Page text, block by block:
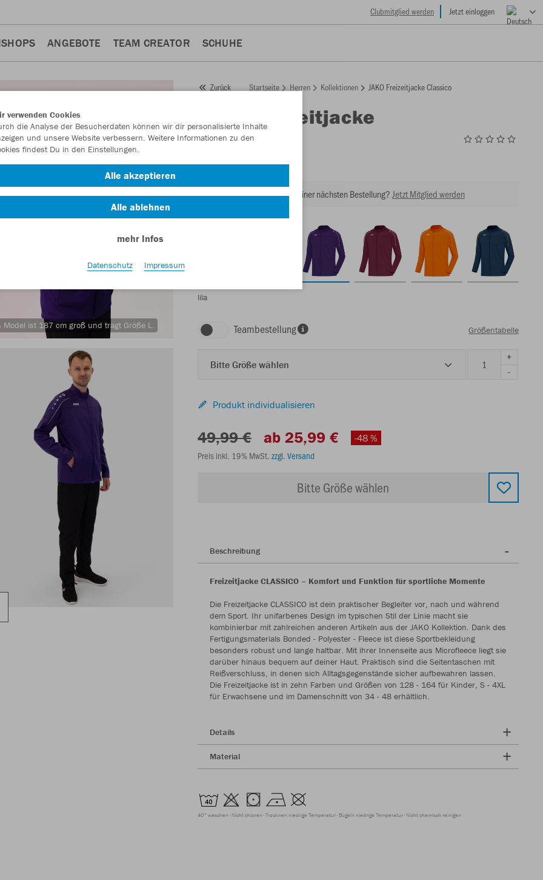
Clubmitglied werden Jetzt einloggen
ANGEBOTE TEAM CREATOR SCHUHE
Model ist 187 cm groß und trägt Größe L.
Zurück Startseite Herren Kollektionen JAKO Freizeitjacke Classico
Freizeitjacke
Classico
Lust auf 30% Rabatt bei Deiner nächsten Bestellung? Jetzt Mitglied werden
lila
Teambestellung Größentabelle
Bitte Größe wählen
+
-
Produkt individualisieren
49,99 € ab 25,99 €
-48 %
Preis inkl. 19% MwSt. zzgl. Versand
Bitte Größe wählen
Beschreibung
Freizeitjacke CLASSICO – Komfort und Funktion für sportliche Momente
Die Freizeitjacke CLASSICO ist dein praktischer Begleiter vor, nach und während
dem Sport. Ihr unifarbenes Design im typischen Stil der Linie macht sie
kombinierbar mit zahlreichen anderen Artikeln aus der JAKO Kollektion. Dank des
Fertigungsmaterials Bonded - Polyester - Fleece ist diese Sportbekleidung
besonders robust und lange haltbar. Mit ihrer Innenseite aus Microfleece liegt sie
darüber hinaus bequem auf deiner Haut. Praktisch sind die Seitentaschen mit
Reißverschluss, in denen sich Alltagsgegenstände sicher aufbewahren lassen.
Die Freizeitjacke ist in zehn Farben und Größen von 128 - 164 für Kinder, S - 4XL
für Erwachsene und im Damenschnitt von 34 - 48 erhältlich.
Details
Material
40° waschen Nicht chloren Trocknen niedrige Temperatur Bügeln niedrige Temperatur Nicht chemisch reinigen
verwenden Cookies
die Analyse der Besucherdaten können wir dir personalisierte Inhalte
und unsere Website verbessern. Weitere Informationen zu den
findest Du in den Einstellungen.
Alle akzeptieren
Alle ablehnen
mehr Infos
Datenschutz Impressum